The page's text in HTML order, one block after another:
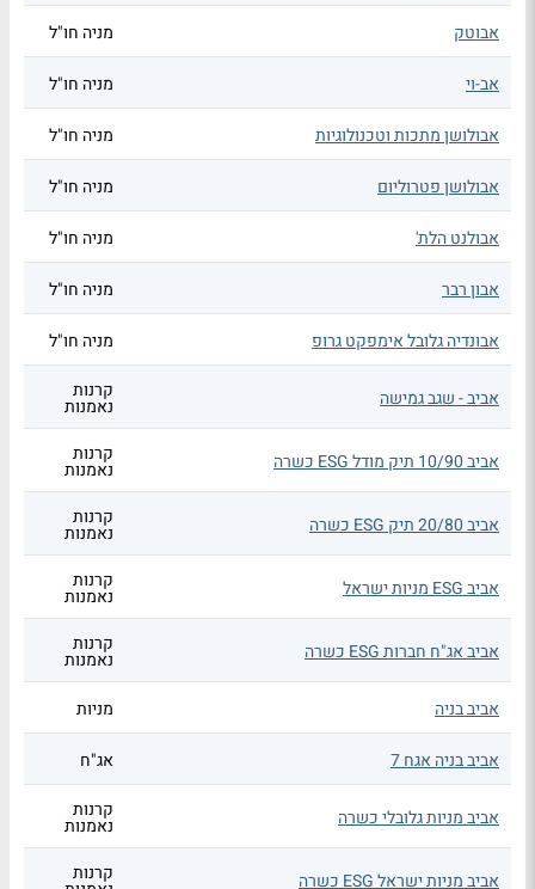
אבוטק מניה חו"ל
אב-וי מניה חו"ל
אבולושן מתכות וטכנולוגיות מניה חו"ל
אבולושן פטרוליום מניה חו"ל
אבולנט הלת' מניה חו"ל
אבון רבר מניה חו"ל
אבונדיה גלובל אימפקט גרופ מניה חו"ל
אביב - שגב גמישה קרנות
נאמנות
אביב 10/90 תיק מודל ESG כשרה קרנות
נאמנות
אביב 20/80 תיק ESG כשרה קרנות
נאמנות
אביב ESG מניות ישראל קרנות
נאמנות
אביב אג"ח חברות ESG כשרה קרנות
נאמנות
אביב בניה
מניות
אביב בניה אגח 7 אג"ח
אביב מניות גלובלי כשרה קרנות
נאמנות
אביב מניות ישראל ESG כשרה קרנות